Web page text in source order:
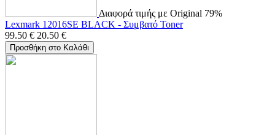
Διαφορά τιμής με Original 79%
Lexmark 12016SE BLACK - Συμβατό Toner
99.50 € 20.50 €
Προσθήκη στο Καλάθι